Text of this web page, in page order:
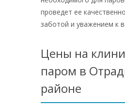
проведет ее
заботой и уважением к
Цены на
паром в
районе